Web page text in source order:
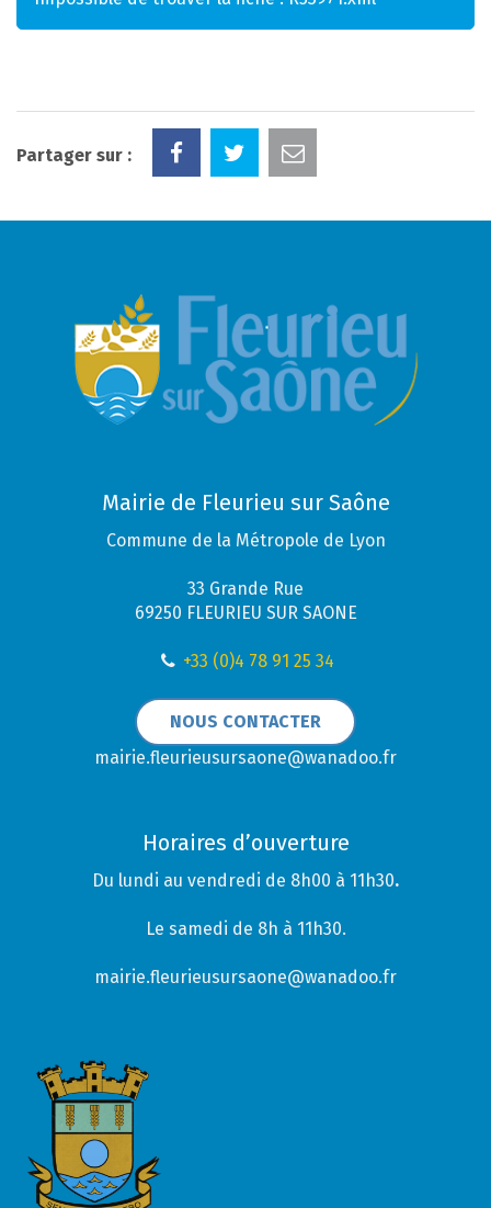
Partager sur :
Mairie de Fleurieu sur Saône
Commune de la Métropole de Lyon
33 Grande Rue
69250 FLEURIEU SUR SAONE
+33 (0)4 78 91 25 34
NOUS CONTACTER
mairie.fleurieusursaone@wanadoo.fr
Horaires d’ouverture
Du lundi au vendredi de 8h00 à 11h30.
Le samedi de 8h à 11h30.
mairie.fleurieusursaone@wanadoo.fr